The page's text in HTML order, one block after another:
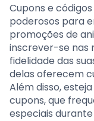
Cupons e
poderosos para
promoções de
inscrever-se nas
fidelidade das
delas oferecem
Além disso,
cupons, que
especiais